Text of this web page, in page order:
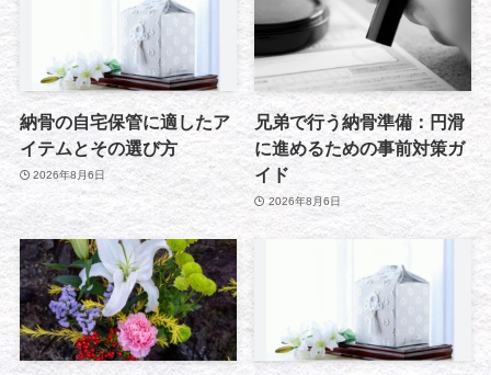
納骨の自宅保管に適したア
イテムとその選び方
2026年8月6日
兄弟で行う納骨準備：円滑
に進めるための事前対策ガ
イド
2026年8月6日